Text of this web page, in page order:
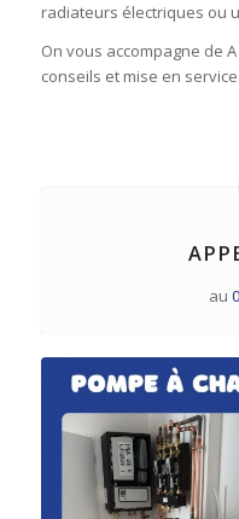
radiateurs électriques ou
On vous accompagne de
conseils et mise en service.
au